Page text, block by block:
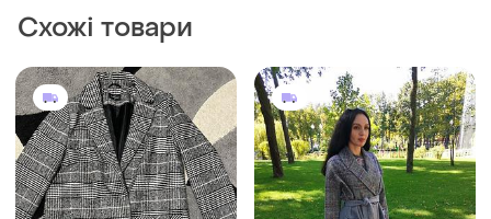
Схожі товари